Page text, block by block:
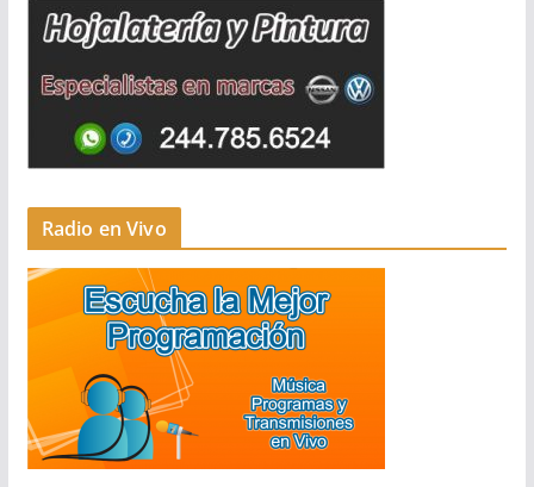
Radio en Vivo